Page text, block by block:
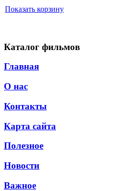
Показать корзину
Каталог фильмов
Главная
О нас
Контакты
Карта сайта
Полезное
Новости
Важное